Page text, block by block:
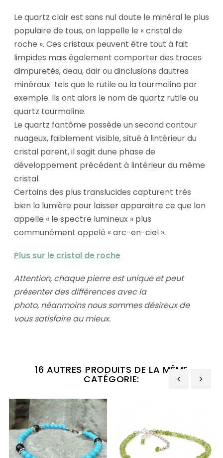
Le quartz clair est sans nul doute le minéral le plus
populaire de tous, on lappelle le « cristal de
roche ». Ces cristaux peuvent être tout à fait
limpides mais également comporter des traces
dimpuretés, deau, dair ou dinclusions dautres
minéraux tels que le rutile ou la tourmaline par
exemple. Ils ont alors le nom de quartz rutile ou
quartz tourmaline.
Le quartz fantôme possède un second contour
nuageux, faiblement visible, situé à lintérieur du
cristal parent, il sagit dune phase de
développement précédent à lintérieur du même
cristal.
Certains des plus translucides capturent très
bien la lumière pour laisser apparaitre ce que lon
appelle « le spectre lumineux » plus
communément appelé « arc-en-ciel ».
Plus sur le cristal de roche
Attention, chaque pierre est unique et peut
présenter des différences avec la
photo, néanmoins nous sommes désireux de
vous satisfaire au mieux.
16 AUTRES PRODUITS DE LA MÊME
CATÉGORIE: